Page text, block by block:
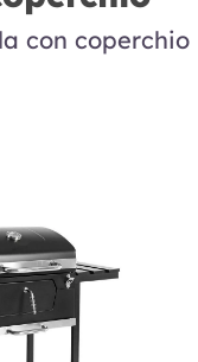
con coperchio